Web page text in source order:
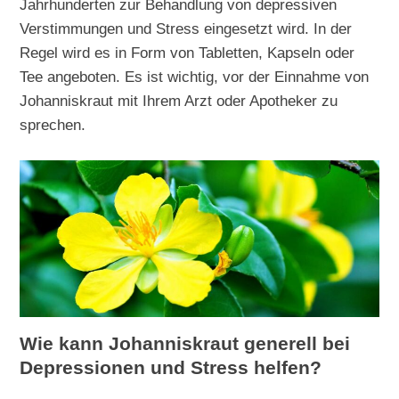
Jahrhunderten zur Behandlung von depressiven
Verstimmungen und Stress eingesetzt wird. In der
Regel wird es in Form von Tabletten, Kapseln oder
Tee angeboten. Es ist wichtig, vor der Einnahme von
Johanniskraut mit Ihrem Arzt oder Apotheker zu
sprechen.
Wie kann Johanniskraut generell bei
Depressionen und Stress helfen?